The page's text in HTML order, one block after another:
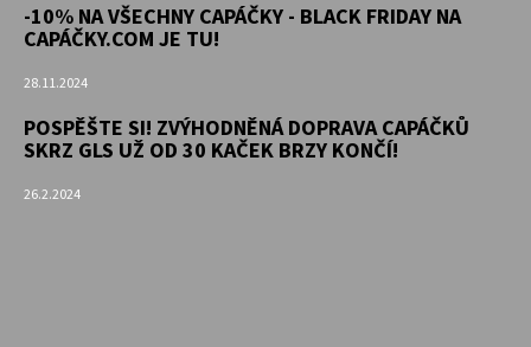
-10% NA VŠECHNY CAPÁČKY - BLACK FRIDAY NA
CAPÁČKY.COM JE TU!
28.11.2024
POSPĚŠTE SI! ZVÝHODNĚNÁ DOPRAVA CAPÁČKŮ
SKRZ GLS UŽ OD 30 KAČEK BRZY KONČÍ!
26.2.2024